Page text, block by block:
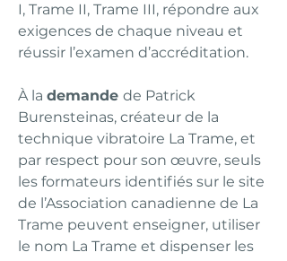
I, Trame II, Trame III, répondre aux
exigences de chaque niveau et
réussir l’examen d’accréditation.
À la demande de Patrick
Burensteinas, créateur de la
technique vibratoire La Trame, et
par respect pour son œuvre, seuls
les formateurs identifiés sur le site
de l’Association canadienne de La
Trame peuvent enseigner, utiliser
le nom La Trame et dispenser les